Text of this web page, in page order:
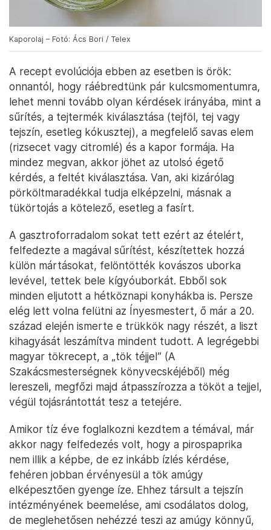
Kaporolaj – Fotó: Ács Bori / Telex
A recept evolúciója ebben az esetben is örök:
onnantól, hogy ráébredtünk pár kulcsmomentumra,
lehet menni tovább olyan kérdések irányába, mint a
sűrítés, a tejtermék kiválasztása (tejföl, tej vagy
tejszín, esetleg kókusztej), a megfelelő savas elem
(rizsecet vagy citromlé) és a kapor formája. Ha
mindez megvan, akkor jöhet az utolsó égető
kérdés, a feltét kiválasztása. Van, aki kizárólag
pörköltmaradékkal tudja elképzelni, másnak a
tükörtojás a kötelező, esetleg a fasírt.
A gasztroforradalom sokat tett ezért az ételért,
felfedezte a magával sűrítést, készítettek hozzá
külön mártásokat, felöntötték kovászos uborka
levével, tettek bele kígyóuborkát. Ebből sok
minden eljutott a hétköznapi konyhákba is. Persze
elég lett volna felütni az Ínyesmestert, ő már a 20.
század elején ismerte e trükkök nagy részét, a liszt
kihagyását leszámítva mindent tudott. A legrégebbi
magyar tökrecept, a „tök téjjel” (A
Szakácsmesterségnek könyvecskéjéből) még
lereszeli, megfőzi majd átpasszírozza a tököt a tejjel,
végül tojásrántottát tesz a tetejére.
Amikor tíz éve foglalkozni kezdtem a témával, már
akkor nagy felfedezés volt, hogy a pirospaprika
nem illik a képbe, de ez inkább ízlés kérdése,
fehéren jobban érvényesül a tök amúgy
elképesztően gyenge íze. Ehhez társult a tejszín
intézményének beemelése, ami csodálatos dolog,
de meglehetősen nehézzé teszi az amúgy könnyű,